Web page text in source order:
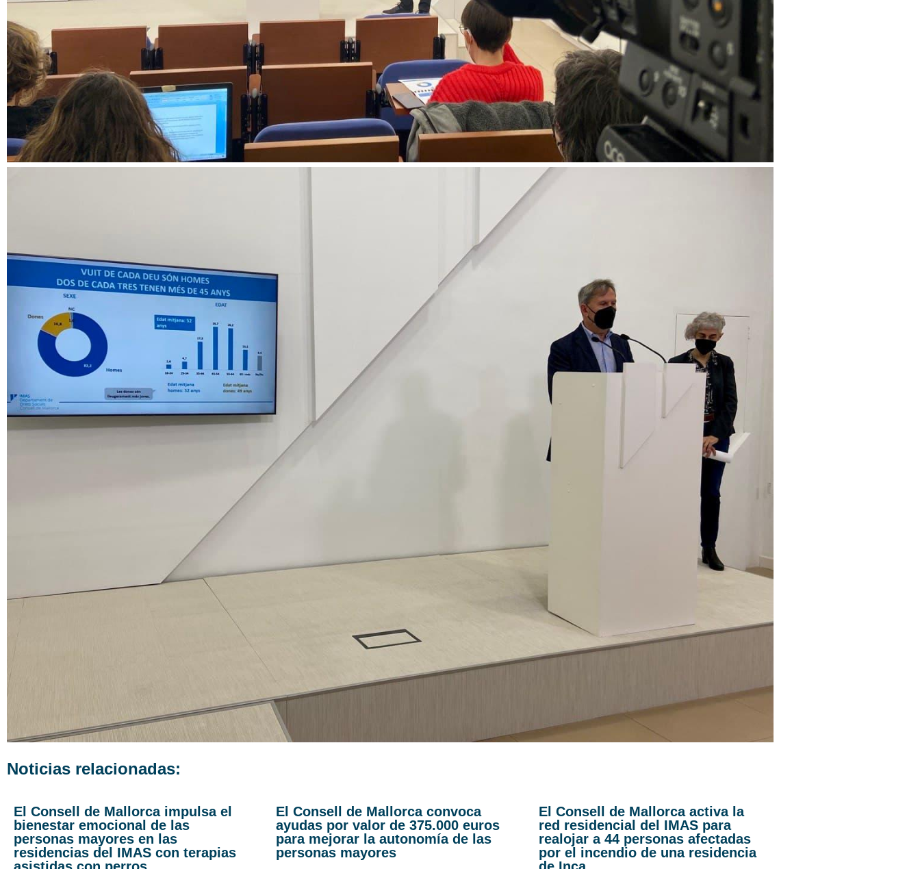
Noticias relacionadas:
El Consell de Mallorca impulsa el
bienestar emocional de las
personas mayores en las
residencias del IMAS con terapias
asistidas con perros
El Consell de Mallorca convoca
ayudas por valor de 375.000 euros
para mejorar la autonomía de las
personas mayores
El Consell de Mallorca activa la
red residencial del IMAS para
realojar a 44 personas afectadas
por el incendio de una residencia
de Inca